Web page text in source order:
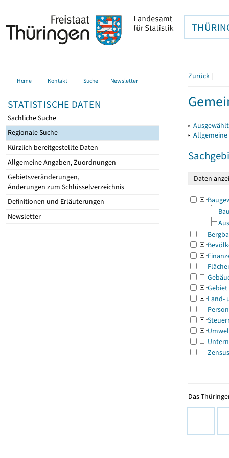
Home Kontakt Suche Newsletter
STATISTISCHE DATEN
Sachliche Suche
Regionale Suche
Kürzlich bereitgestellte Daten
Allgemeine Angaben, Zuordnungen
Gebietsveränderungen,
Änderungen zum Schlüsselverzeichnis
Definitionen und Erläuterungen
Newsletter
Zurück |
▸
▸
Gebiet
Land-
Zensus
Das